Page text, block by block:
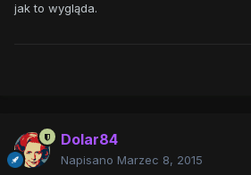
jak to wygląda.
Dolar84
Napisano Marzec 8, 2015